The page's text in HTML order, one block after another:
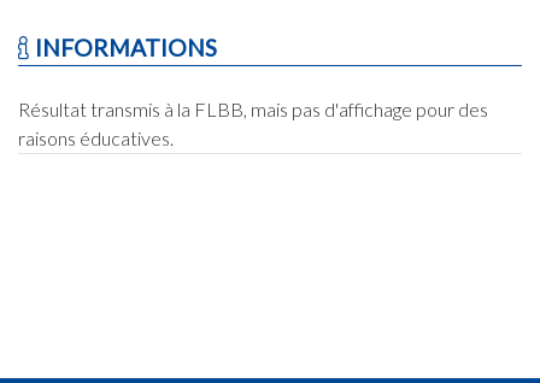
INFORMATIONS
Résultat transmis à la FLBB, mais pas d'affichage pour des
raisons éducatives.